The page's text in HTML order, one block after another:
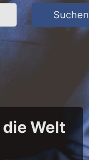
Suchen
Welt